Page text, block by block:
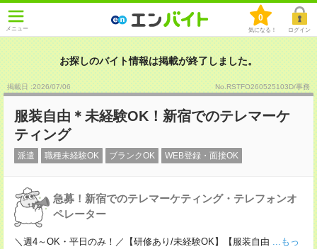
メニュー
0
気になる！ ログイン
お探しのバイト情報は掲載が終了しました。
掲載日 :2026/07/06 No.RSTFO260525103D/事務
服装自由＊未経験OK！新宿でのテレマーケ
ティング
派遣 職種未経験OK ブランクOK WEB登録・面接OK
急募！新宿でのテレマーケティング・テレフォンオ
ペレーター
＼週4～OK・平日のみ！／【研修あり/未経験OK】【服装自由 ...もっ